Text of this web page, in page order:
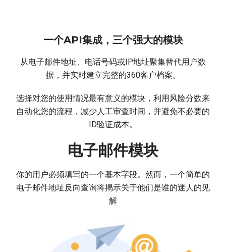
一个API集成，三个强大的模块
从电子邮件地址、电话号码或IP地址聚集替代用户数
据，并实时建立完整的360客户档案。
选择对您的使用情况最有意义的模块，利用风险分数来
自动化您的流程，减少人工审查时间，并避免不必要的
ID验证成本。
电子邮件模块
你的用户必须填写的一个基本字段。然而，一个简单的
电子邮件地址反向查询将揭示关于他们是谁的迷人的见
解